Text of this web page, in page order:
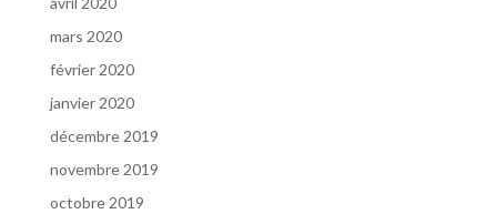
mars 2020
février 2020
janvier 2020
décembre 2019
novembre 2019
octobre 2019